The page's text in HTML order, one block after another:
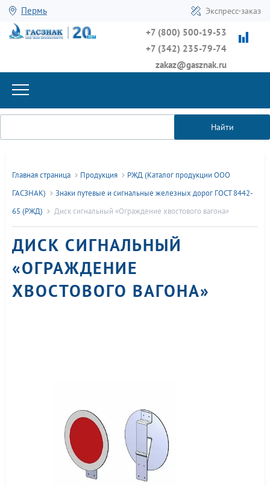
Пермь Экспресс-заказ
+7 (800) 500-19-53
+7 (342) 235-79-74
zakaz@gasznak.ru
Найти
Главная страница Продукция
РЖД (Каталог продукции ООО
ГАСЗНАК)
Знаки путевые и сигнальные железных дорог ГОСТ 8442-
65 (РЖД)
Диск сигнальный «Ограждение хвостового вагона»
ДИСК СИГНАЛЬНЫЙ
«ОГРАЖДЕНИЕ
ХВОСТОВОГО ВАГОНА»